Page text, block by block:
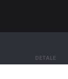
DETALE